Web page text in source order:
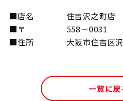
■店名 住吉沢之町店
■〒 558－0031
■住所 大阪市住吉区沢之
一覧に戻